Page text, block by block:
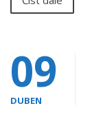
09
DUBEN